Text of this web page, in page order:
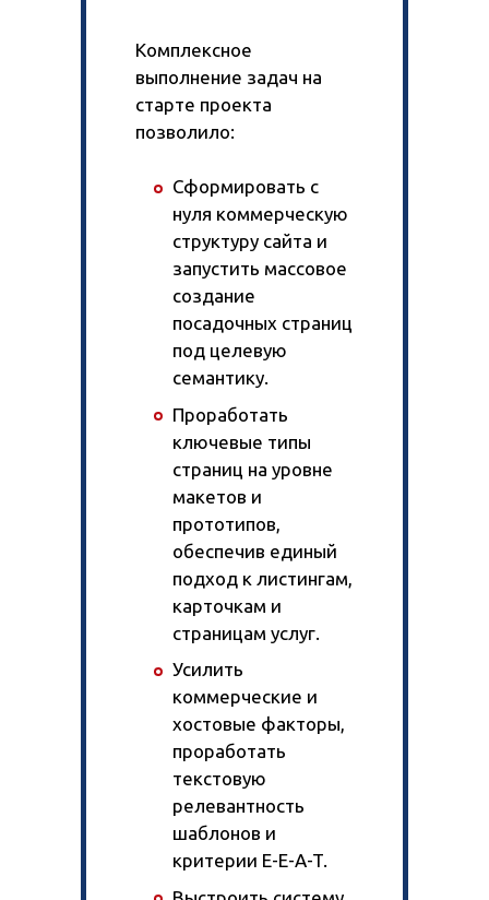
Комплексное
выполнение задач на
старте проекта
позволило:
Сформировать с
нуля коммерческую
структуру сайта и
запустить массовое
создание
посадочных страниц
под целевую
семантику.
Проработать
ключевые типы
страниц на уровне
макетов и
прототипов,
обеспечив единый
подход к листингам,
карточкам и
страницам услуг.
Усилить
коммерческие и
хостовые факторы,
проработать
текстовую
релевантность
шаблонов и
критерии E-E-A-T.